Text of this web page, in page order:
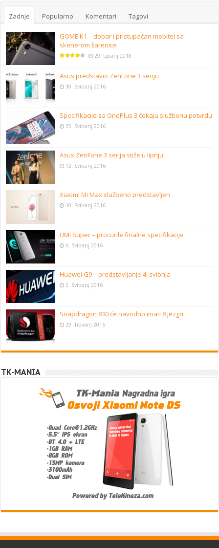
Zadnje Popularno Komentari Tagovi
GOME K1 – dobar i pristupačan mobitel sa
skenerom šarenice
29. Lipanj 2018
Asus predstavio ZenFone 3 seriju
30. Svibanj 2016
Specifikacije za OnePlus 3 čekaju službenu potvrdu
25. Svibanj 2016
Asus ZenFone 3 serija stiže u lipnju
12. Svibanj 2016
Xiaomi Mi Max službeno predstavljen
10. Svibanj 2016
UMi Super – procurile finalne specifikacije
6. Svibanj 2016
Huawei G9 – predstavljanje 4. svibnja
2. Svibanj 2016
Snapdragon 830 će navodno imati 8 jezgri
29. Travanj 2016
TK-MANIA